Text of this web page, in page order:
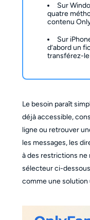
Sur
quatre
contenu
Sur
d’abord un
transférez-
Le besoin paraît
déjà accessible,
ligne ou retrouver
les messages, les
à des restrictions ne
sélecteur ci-
comme une solution